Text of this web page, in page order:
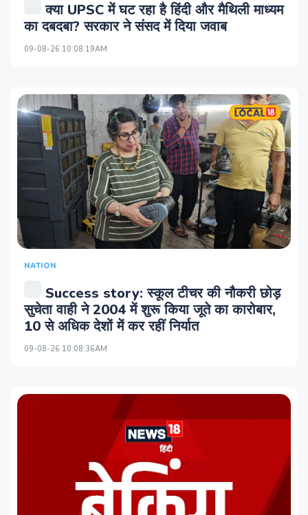
क्या UPSC में घट रहा है हिंदी और मैथिली माध्यम
का दबदबा? सरकार ने संसद में दिया जवाब
09-08-26 10:08:19AM
NATION
Success story: स्कूल टीचर की नौकरी छोड़
सुचेता वाही ने 2004 में शुरू किया जूते का कारोबार,
10 से अधिक देशों में कर रहीं निर्यात
09-08-26 10:08:36AM